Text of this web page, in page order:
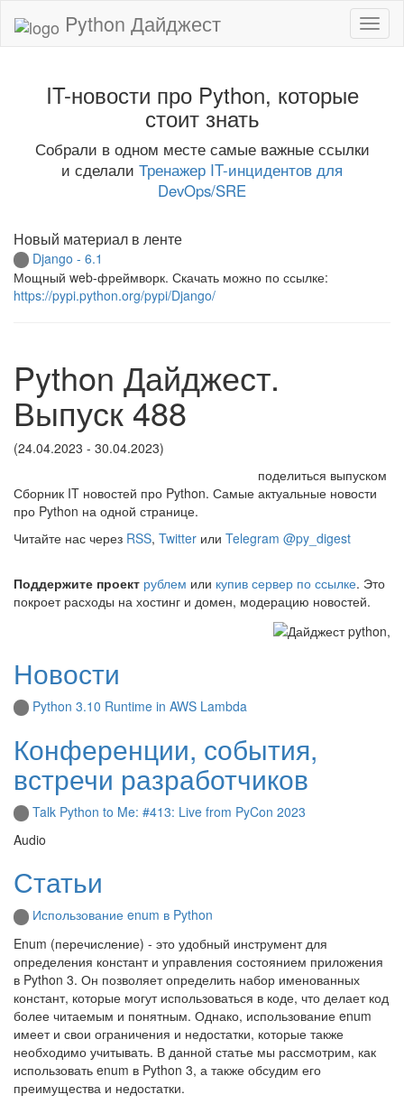
Python Дайджест
IT-новости про Python, которые
стоит знать
Собрали в одном месте самые важные ссылки
и сделали Тренажер IT-инцидентов для
DevOps/SRE
Новый материал в ленте
Django - 6.1
Мощный web-фреймворк. Скачать можно по ссылке:
https://pypi.python.org/pypi/Django/
Python Дайджест.
Выпуск 488
(24.04.2023 - 30.04.2023)
поделиться выпуском
Сборник IT новостей про Python. Самые актуальные новости
про Python на одной странице.
Читайте нас через RSS, Twitter или Telegram @py_digest
Поддержите проект рублем или купив сервер по ссылке. Это
покроет расходы на хостинг и домен, модерацию новостей.
Новости
Python 3.10 Runtime in AWS Lambda
Конференции, события,
встречи разработчиков
Talk Python to Me: #413: Live from PyCon 2023
Audio
Статьи
Использование enum в Python
Enum (перечисление) - это удобный инструмент для
определения констант и управления состоянием приложения
в Python 3. Он позволяет определить набор именованных
констант, которые могут использоваться в коде, что делает код
более читаемым и понятным. Однако, использование enum
имеет и свои ограничения и недостатки, которые также
необходимо учитывать. В данной статье мы рассмотрим, как
использовать enum в Python 3, а также обсудим его
преимущества и недостатки.